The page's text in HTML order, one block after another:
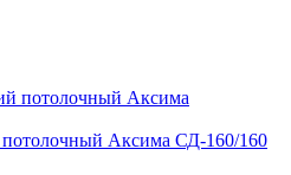
Аксима СД-160/160